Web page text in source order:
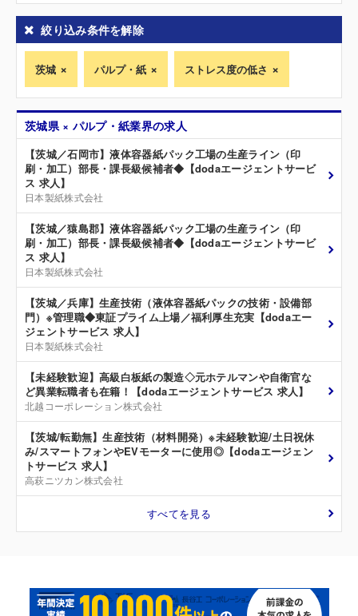
絞り込み条件を解除
茨城 パルプ・紙 ストレス度の低さ
茨城県 × パルプ・紙業界の求人
【茨城／石岡市】液体容器紙パック工場の生産ライン（印
刷・加工）部長・課長級候補者◆【dodaエージェントサービ
ス 求人】
日本製紙株式会社
【茨城／猿島郡】液体容器紙パック工場の生産ライン（印
刷・加工）部長・課長級候補者◆【dodaエージェントサービ
ス 求人】
日本製紙株式会社
【茨城／兵庫】生産技術（液体容器紙パックの技術・設備部
門）※管理職◆東証プライム上場／福利厚生充実【dodaエー
ジェントサービス 求人】
日本製紙株式会社
【未経験歓迎】高級白板紙の製造◇元ホテルマンや自衛官な
ど異業転職者も在籍！【dodaエージェントサービス 求人】
北越コーポレーション株式会社
【茨城/転勤無】生産技術（材料開発）※未経験歓迎/土日祝休
み/スマートフォンやEVモーターに使用◎【dodaエージェン
トサービス 求人】
高萩ニツカン株式会社
すべてを見る